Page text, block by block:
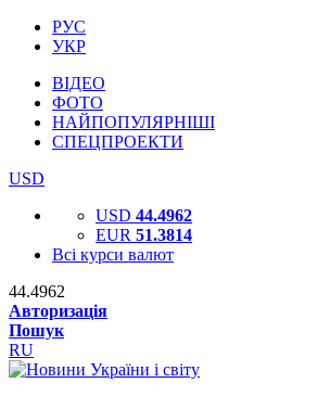
РУС
УКР
ВІДЕО
ФОТО
НАЙПОПУЛЯРНІШІ
СПЕЦПРОЕКТИ
USD
USD 44.4962
EUR 51.3814
Всі курси валют
44.4962
Авторизація
Пошук
RU